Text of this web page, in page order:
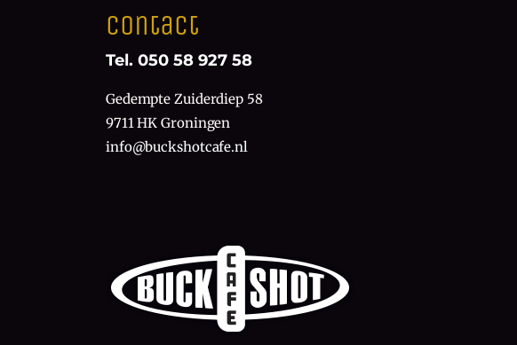
Contact
Tel. 050 58 927 58
Gedempte Zuiderdiep 58
9711 HK Groningen
info@buckshotcafe.nl